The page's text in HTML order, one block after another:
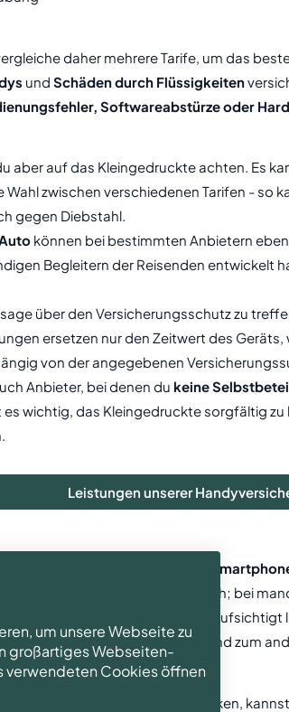
daher mehrere Tarife, um das
und Schäden durch Flüssigkeiten
Softwareabstürze oder
aber auf das Kleingedruckte achten. Es
zwischen verschiedenen Tarifen -
gegen Diebstahl.
können bei bestimmten Anbietern
Begleitern der Reisenden entwickelt
über den Versicherungsschutz zu
ersetzen nur den Zeitwert des
von der angegebenen
Anbieter, bei denen du keine
wichtig, das Kleingedruckte sorgfältig
Leistungen unserer
High-End-
Falle eines Diebstahls automatisch; bei
du dein Handy weit entfernt
dem Wiederbeschaffungswert und zum
die monatliche Prämie auswirken,
um unsere Webseite zu
großartiges Webseiten-
verwendeten Cookies öffnen